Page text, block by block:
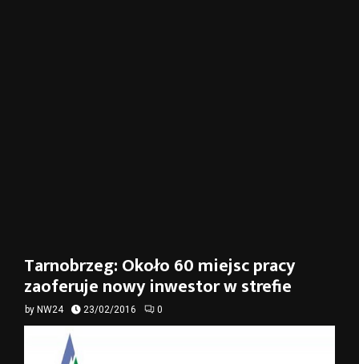
Tarnobrzeg: Około 60 miejsc pracy
zaoferuje nowy inwestor w strefie
by NW24 23/02/2016 0